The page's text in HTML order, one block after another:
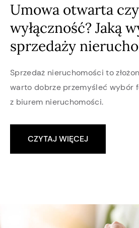
Umowa otwarta
wyłączność? Jaką
sprzedaży
Sprzedaż nieruchomości to
warto dobrze przemyśleć wybór
z biurem nieruchomości.
CZYTAJ WIĘCEJ